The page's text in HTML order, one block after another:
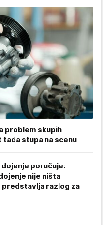
problem skupih
stupa na scenu
poručuje:
nije ništa
predstavlja razlog za